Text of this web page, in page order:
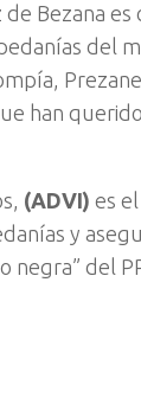
de Bezana
del
han
(ADVI) es
y
negra” del